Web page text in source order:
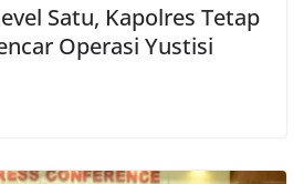
Satu, Kapolres Tetap
Operasi Yustisi